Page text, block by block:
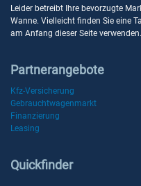
Leider betreibt Ihre bevorzugte
Wanne. Vielleicht finden Sie eine
am Anfang dieser Seite verwenden.
Partnerangebote
Kfz-Versicherung
Gebrauchtwagenmarkt
Finanzierung
Leasing
Quickfinder